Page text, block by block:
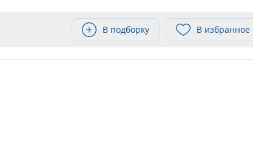
В подборку В избранное